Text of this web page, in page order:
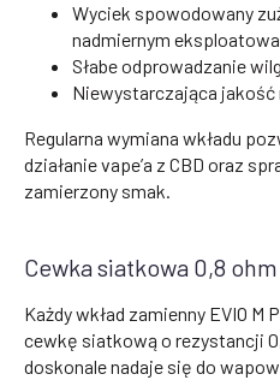
Wyciek spowodowany
nadmiernym
Słabe odprowadzanie
Niewystarczająca jakość
Regularna wymiana wkładu
działanie vape’a z CBD oraz
zamierzony smak.
Cewka siatkowa 0,8
Każdy wkład zamienny EVIO M
cewkę siatkową o rezystancji
doskonale nadaje się do